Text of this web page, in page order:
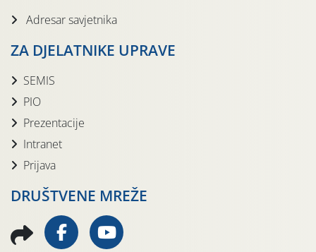
Adresar savjetnika
ZA DJELATNIKE UPRAVE
SEMIS
PIO
Prezentacije
Intranet
Prijava
DRUŠTVENE MREŽE